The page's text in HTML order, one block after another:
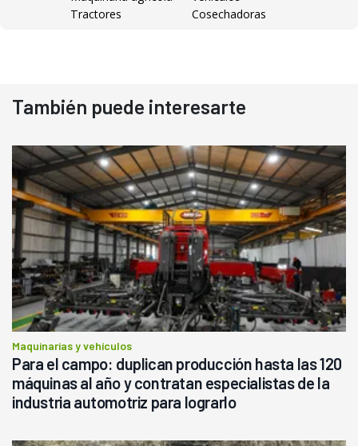
Tractores
Cosechadoras
También puede interesarte
Maquinarias y vehículos
Para el campo: duplican producción hasta las 120
máquinas al año y contratan especialistas de la
industria automotriz para lograrlo